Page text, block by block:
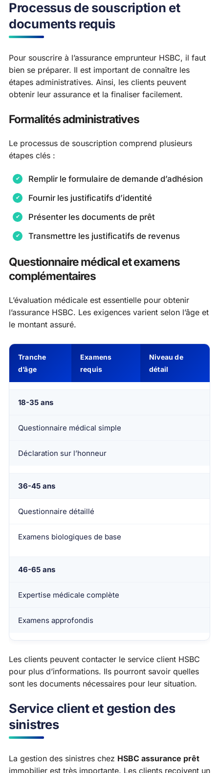
Processus de souscription et
documents requis
Pour souscrire à l’assurance emprunteur HSBC, il faut
bien se préparer. Il est important de connaître les
étapes administratives. Ainsi, les clients peuvent
obtenir leur assurance et la finaliser facilement.
Formalités administratives
Le processus de souscription comprend plusieurs
étapes clés :
Remplir le formulaire de demande d’adhésion
Fournir les justificatifs d’identité
Présenter les documents de prêt
Transmettre les justificatifs de revenus
Questionnaire médical et examens
complémentaires
L’évaluation médicale est essentielle pour obtenir
l’assurance HSBC. Les exigences varient selon l’âge et
le montant assuré.
Tranche
d’âge
Examens
requis
Niveau de
détail
18-35 ans
Questionnaire médical simple
Déclaration sur l’honneur
36-45 ans
Questionnaire détaillé
Examens biologiques de base
46-65 ans
Expertise médicale complète
Examens approfondis
Les clients peuvent contacter le service client HSBC
pour plus d’informations. Ils pourront savoir quelles
sont les documents nécessaires pour leur situation.
Service client et gestion des
sinistres
La gestion des sinistres chez HSBC assurance prêt
immobilier est très importante. Les clients reçoivent un